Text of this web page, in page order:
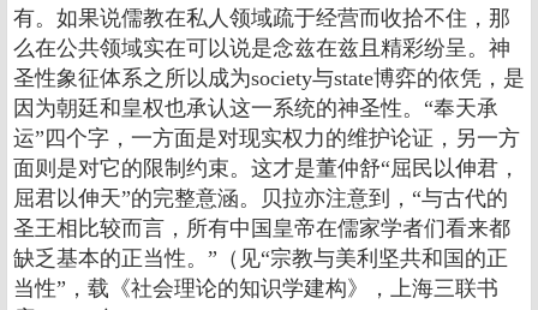
有。如果说儒教在私人领域疏于经营而收拾不住，那
么在公共领域实在可以说是念兹在兹且精彩纷呈。神
圣性象征体系之所以成为society与state博弈的依凭，是
因为朝廷和皇权也承认这一系统的神圣性。“奉天承
运”四个字，一方面是对现实权力的维护论证，另一方
面则是对它的限制约束。这才是董仲舒“屈民以伸君，
屈君以伸天”的完整意涵。贝拉亦注意到，“与古代的
圣王相比较而言，所有中国皇帝在儒家学者们看来都
缺乏基本的正当性。”（见“宗教与美利坚共和国的正
当性”，载《社会理论的知识学建构》，上海三联书